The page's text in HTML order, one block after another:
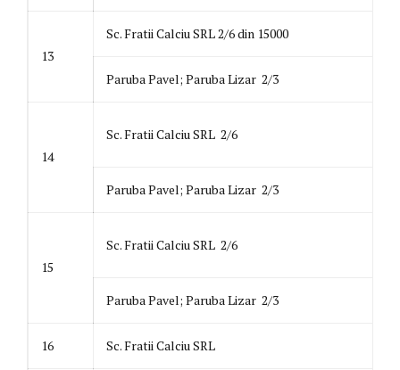
13
Sc. Fratii Calciu SRL 2/6 din 15000
Paruba Pavel; Paruba Lizar 2/3
14
Sc. Fratii Calciu SRL 2/6
Paruba Pavel; Paruba Lizar 2/3
15
Sc. Fratii Calciu SRL 2/6
Paruba Pavel; Paruba Lizar 2/3
16 Sc. Fratii Calciu SRL